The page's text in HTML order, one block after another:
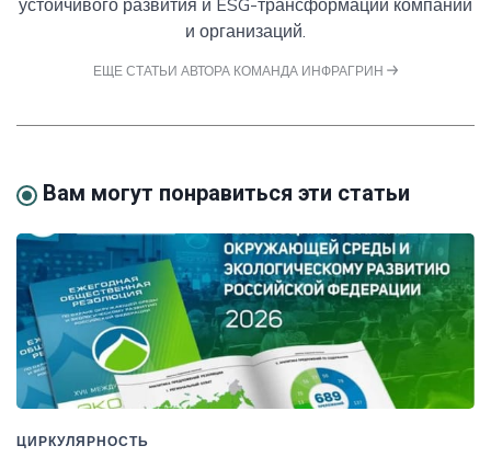
и организаций.
ЕЩЕ СТАТЬИ АВТОРА КОМАНДА ИНФРАГРИН
Вам могут понравиться эти статьи
ЦИРКУЛЯРНОСТЬ